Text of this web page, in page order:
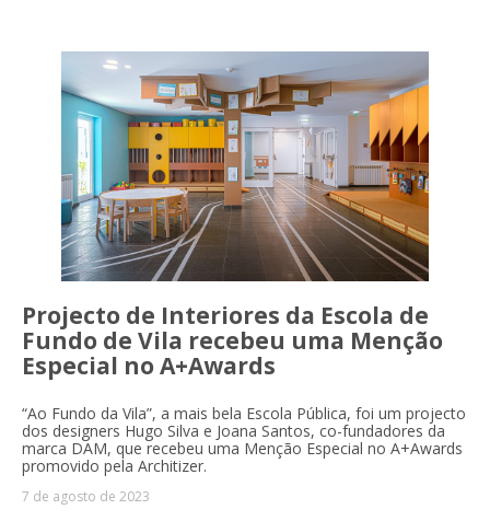
Projecto de Interiores da Escola de
Fundo de Vila recebeu uma Menção
Especial no A+Awards
“Ao Fundo da Vila”, a mais bela Escola Pública, foi um projecto
dos designers Hugo Silva e Joana Santos, co-fundadores da
marca DAM, que recebeu uma Menção Especial no A+Awards
promovido pela Architizer.
7 de agosto de 2023